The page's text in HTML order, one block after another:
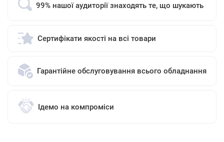
99% нашої аудиторії знаходять те, що шукають
Сертифікати якості на всі товари
Гарантійне обслуговування всього обладнання
Ідемо на компроміси